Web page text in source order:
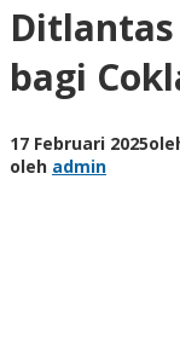
Ditlantas
bagi
17 Februari 2025
oleh admin